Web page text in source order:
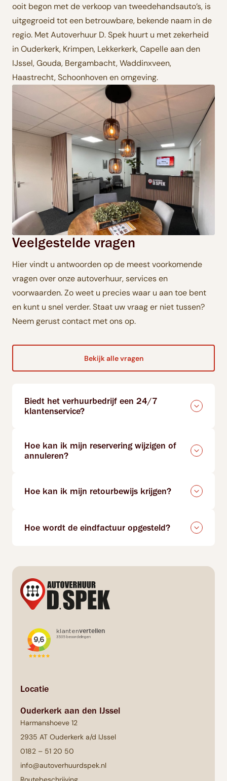
ooit begon met de verkoop van tweedehandsauto’s, is
uitgegroeid tot een betrouwbare, bekende naam in de
regio. Met Autoverhuur D. Spek huurt u met zekerheid
in Ouderkerk, Krimpen, Lekkerkerk, Capelle aan den
IJssel, Gouda, Bergambacht, Waddinxveen,
Haastrecht, Schoonhoven en omgeving.
Veelgestelde vragen
Hier vindt u antwoorden op de meest voorkomende
vragen over onze autoverhuur, services en
voorwaarden. Zo weet u precies waar u aan toe bent
en kunt u snel verder. Staat uw vraag er niet tussen?
Neem gerust contact met ons op.
Bekijk alle vragen
Biedt het verhuurbedrijf een 24/7
klantenservice?
Hoe kan ik mijn reservering wijzigen of
annuleren?
Hoe kan ik mijn retourbewijs krijgen?
Hoe wordt de eindfactuur opgesteld?
Locatie
Ouderkerk aan den IJssel
Harmanshoeve 12
2935 AT Ouderkerk a/d IJssel
0182 – 51 20 50
info@autoverhuurdspek.nl